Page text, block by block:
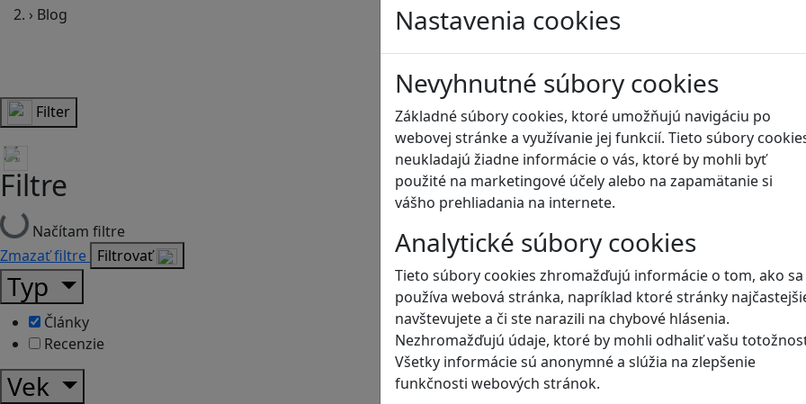
Nastavenia cookies
Nevyhnutné súbory cookies
Základné súbory cookies, ktoré umožňujú navigáciu po
webovej stránke a využívanie jej funkcií. Tieto súbory
neukladajú žiadne informácie o vás, ktoré by mohli byť
použité na marketingové účely alebo na zapamätanie si
vášho prehliadania na internete.
Analytické súbory cookies
Tieto súbory cookies zhromažďujú informácie o tom, ako sa
používa webová stránka, napríklad ktoré stránky
navštevujete a či ste narazili na chybové hlásenia.
Nezhromažďujú údaje, ktoré by mohli odhaliť vašu
Všetky informácie sú anonymné a slúžia na zlepšenie
funkčnosti webových stránok.
› Blog
Blog
Filter
Filtre
Načítam filtre
Zmazať filtre Filtrovať
Typ
Články
Recenzie
Vek